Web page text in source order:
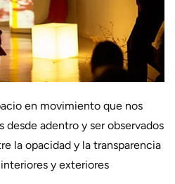
en movimiento que nos
desde adentro y ser observados
la opacidad y la transparencia
y exteriores